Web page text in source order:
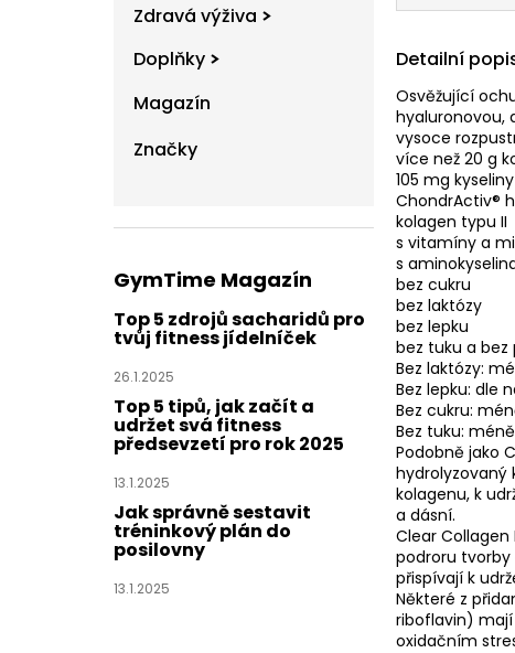
Zdravá výživa
Doplňky
Magazín
Značky
GymTime Magazín
Top 5 zdrojů sacharidů pro
tvůj fitness jídelníček
26.1.2025
Top 5 tipů, jak začít a
udržet svá fitness
předsevzetí pro rok 2025
13.1.2025
Jak správně sestavit
tréninkový plán do
posilovny
13.1.2025
Detailní
Osvěžující
hyaluronovou,
vysoce
více než 20 g
105 mg
ChondrActiv®
kolagen typu II
s vitamíny a
s
bez cukru
bez laktózy
bez lepku
bez tuku a
Bez laktózy:
Bez lepku: dle
Bez cukru:
Bez tuku:
Podobně jako
hydrolyzovaný
kolagenu, k
a dásní.
Clear
podroru tvorby
přispívají k
Některé z
riboflavin)
oxidačním